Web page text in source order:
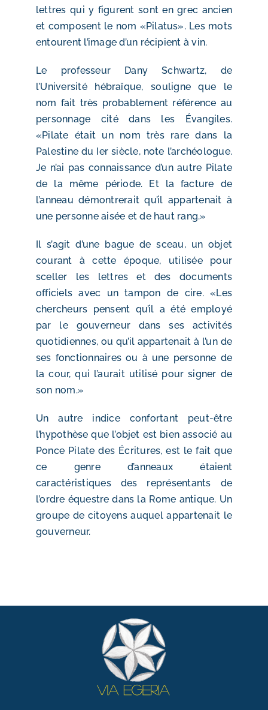
lettres qui y figurent sont en grec ancien
et composent le nom «Pilatus». Les mots
entourent l’image d’un récipient à vin.
Le professeur Dany Schwartz, de
l’Université hébraïque, souligne que le
nom fait très probablement référence au
personnage cité dans les Évangiles.
«Pilate était un nom très rare dans la
Palestine du Ier siècle, note l’archéologue.
Je n’ai pas connaissance d’un autre Pilate
de la même période. Et la facture de
l’anneau démontrerait qu’il appartenait à
une personne aisée et de haut rang.»
Il s’agit d’une bague de sceau, un objet
courant à cette époque, utilisée pour
sceller les lettres et des documents
officiels avec un tampon de cire. «Les
chercheurs pensent qu’il a été employé
par le gouverneur dans ses activités
quotidiennes, ou qu’il appartenait à l’un de
ses fonctionnaires ou à une personne de
la cour, qui l’aurait utilisé pour signer de
son nom.»
Un autre indice confortant peut-être
l’hypothèse que l’objet est bien associé au
Ponce Pilate des Écritures, est le fait que
ce genre d’anneaux étaient
caractéristiques des représentants de
l’ordre équestre dans la Rome antique. Un
groupe de citoyens auquel appartenait le
gouverneur.